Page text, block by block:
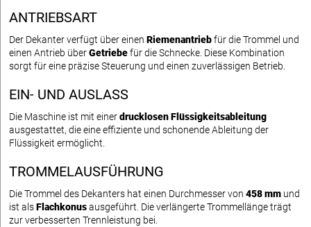
ANTRIEBSART
Der Dekanter verfügt über einen Riemenantriebfür die Trommel und
einen Antrieb überGetriebefür die Schnecke. Diese Kombination
sorgt für eine präzise Steuerung und einen zuverlässigen Betrieb.
EIN- UND AUSLASS
Die Maschine ist mit einerdrucklosen Flüssigkeitsableitung
ausgestattet, die eine effiziente und schonende Ableitung der
Flüssigkeit ermöglicht.
TROMMELAUSFÜHRUNG
Die Trommel des Dekanters hat einen Durchmesser von 458 mm und
ist alsFlachkonusausgeführt. Die verlängerte Trommellänge trägt
zur verbesserten Trennleistung bei.